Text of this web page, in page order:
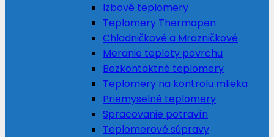
Izbové teplomery
Teplomery Thermapen
Chladničkové a Mrazničkové
Meranie teploty povrchu
Bezkontaktné teplomery
Teplomery na kontrolu mlieka
Priemyselné teplomery
Spracovanie potravín
Teplomerové súpravy